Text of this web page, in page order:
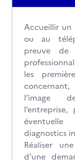
Accueillir un
ou au
preuve
les
l’image
diagnostics
Réaliser
d’une